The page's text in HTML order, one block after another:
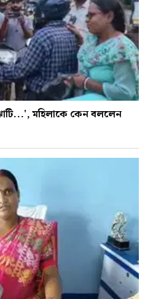
মহিলাকে কেন বললেন